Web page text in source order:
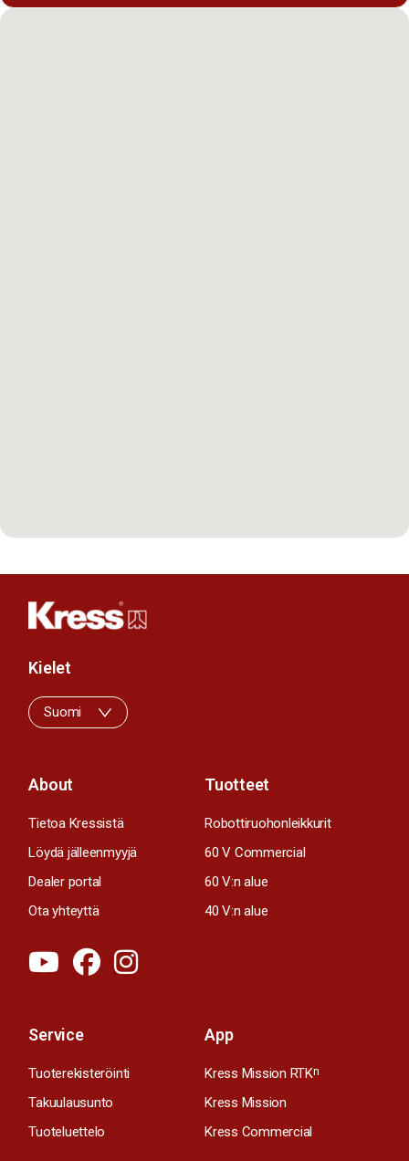
About
Tietoa Kressistä
Löydä jälleenmyyjä
Dealer portal
Ota yhteyttä
Tuotteet
Robottiruohonleikkurit
60 V Commercial
60 V:n alue
40 V:n alue
Service
Tuoterekisteröinti
Takuulausunto
Tuoteluettelo
App
Kress Mission RTKn
Kress Mission
Kress Commercial
Kielet
Suomi